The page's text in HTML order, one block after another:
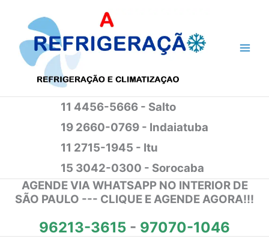
conteúdo
11 4456-5666 - Salto
19 2660-0769 - Indaiatuba
11 2715-1945 - Itu
15 3042-0300 - Sorocaba
AGENDE VIA WHATSAPP NO INTERIOR DE
SÃO PAULO --- CLIQUE E AGENDE AGORA!!!
96213-3615 - 97070-1046